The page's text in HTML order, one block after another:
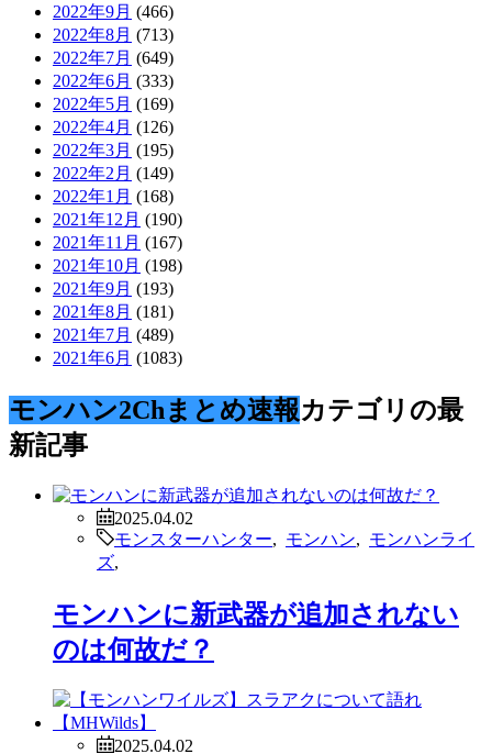
2022年9月 (466)
2022年8月 (713)
2022年7月 (649)
2022年6月 (333)
2022年5月 (169)
2022年4月 (126)
2022年3月 (195)
2022年2月 (149)
2022年1月 (168)
2021年12月 (190)
2021年11月 (167)
2021年10月 (198)
2021年9月 (193)
2021年8月 (181)
2021年7月 (489)
2021年6月 (1083)
モンハン2Chまとめ速報カテゴリの最
新記事
2025.04.02
モンスターハンター
モンハン
モンハンライ
ズ
モンハンに新武器が追加されない
のは何故だ？
2025.04.02